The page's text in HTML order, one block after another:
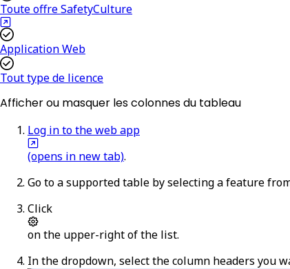
Toute offre SafetyCulture
Application Web
Tout type de licence
Afficher ou masquer les colonnes du tableau
Log in to the web app
(opens in new tab).
Go to a supported table by selecting a feature
Click
on the upper-right of the list.
In the dropdown, select the column headers you